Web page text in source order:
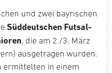
und zwei bayrischen
Süddeutschen Futsal-
, die am 2./3. März
ausgetragen wurden.
ermittelten in einem